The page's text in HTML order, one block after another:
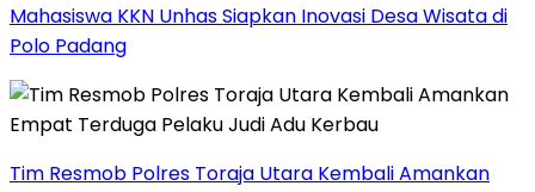
Mahasiswa KKN Unhas Siapkan Inovasi Desa Wisata di
Polo Padang
Tim Resmob Polres Toraja Utara Kembali Amankan